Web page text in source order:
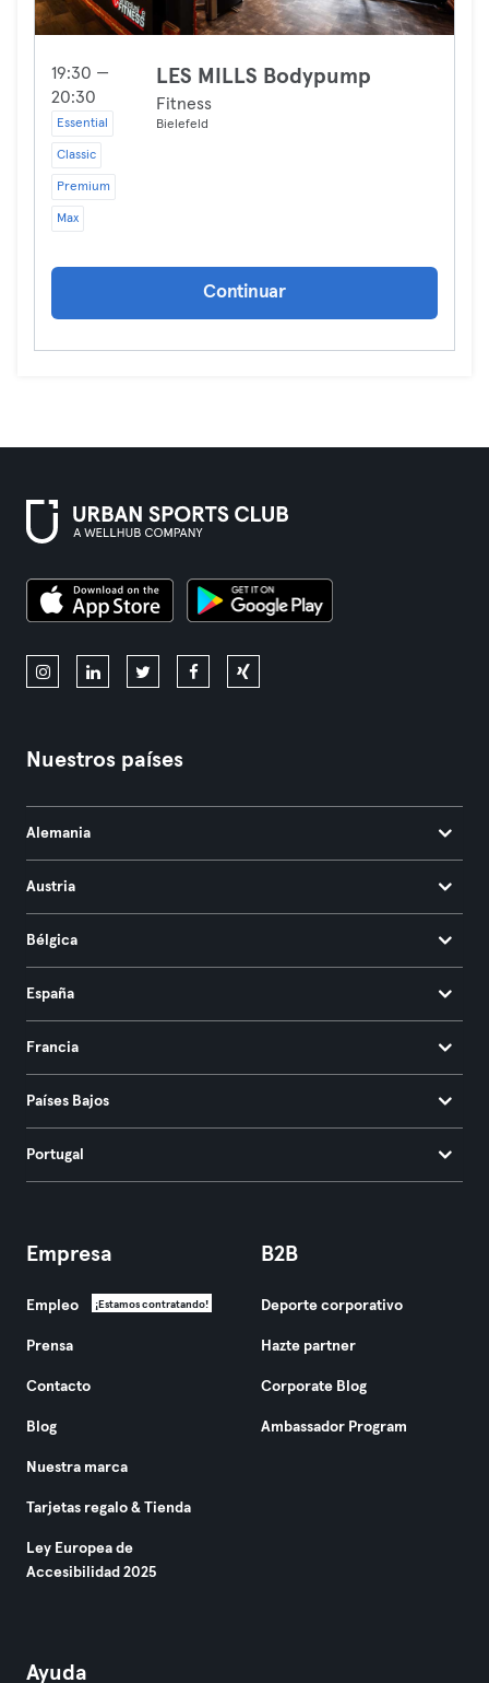
19:30 —
20:30
Essential
Classic
Premium
Max
LES MILLS Bodypump
Fitness
Bielefeld
Continuar
Nuestros países
Alemania
Austria
Bélgica
España
Francia
Países Bajos
Portugal
Empresa
Empleo ¡Estamos contratando!
Prensa
Contacto
Blog
Nuestra marca
Tarjetas regalo & Tienda
Ley Europea de
Accesibilidad 2025
B2B
Deporte corporativo
Hazte partner
Corporate Blog
Ambassador Program
Ayuda